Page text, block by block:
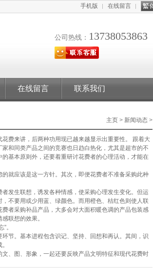
手机版 在线留言
公司热线： 13738053863
在线留言 联系我们
主页 > 新闻动态 >
费来讲，后两种功用现已越来越显示出重要性。 跟着大
和同类产品之间的竞赛也日趋白热化，尤其是超市的不
基本原则外，还要着重研讨花费者的心理活动，才能在
就应该是这一方针。其次，即便花费者不准备采购此种
发生联想，诱发各种情感，使采购心理发生变化。但运
不要用或少用蓝、绿颜色。而用橙色、桔红色则使人联
者采购补品产品，大多会对大面积暖色调的产品包装感
联想的效果。
。
节。基本进程包含识记、坚持、回想和再认。其间，识
、图、形象，一起还要反映产品文明特征和现代花费时